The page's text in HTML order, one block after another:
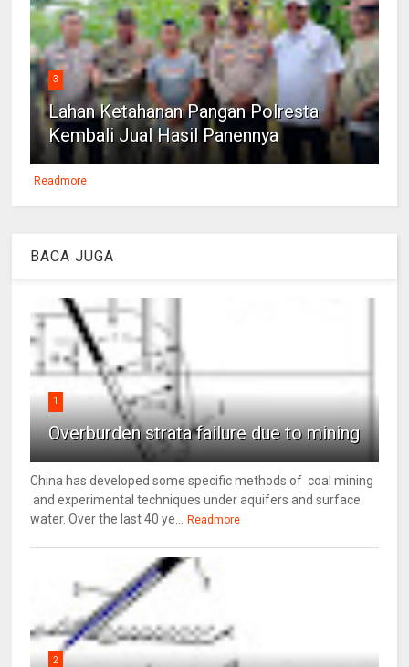
3
Lahan Ketahanan Pangan Polresta
Kembali Jual Hasil Panennya
Readmore
BACA JUGA
1
Overburden strata failure due to mining
China has developed some specific methods of coal mining
and experimental techniques under aquifers and surface
water. Over the last 40 ye... Readmore
2